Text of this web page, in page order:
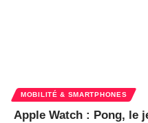
MOBILITÉ & SMARTPHONES
Apple Watch : Pong, le